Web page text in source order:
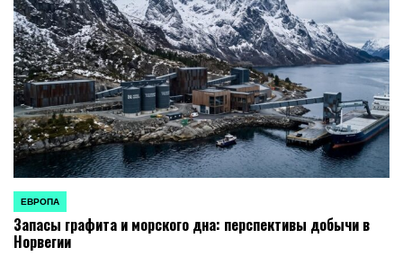
ОПУБЛИКОВАНО
В
ЕВРОПА
Запасы графита и морского дна: перспективы добычи в
Норвегии